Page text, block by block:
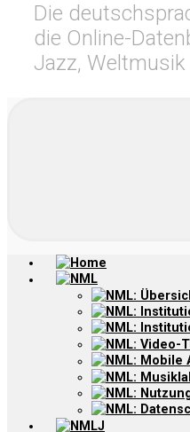
Die
die Online-
Jazz,
Home
NML
NML:
NML:
NML:
NML: Video-
NML: Mobile
NML:
NML:
NML:
NMLJ